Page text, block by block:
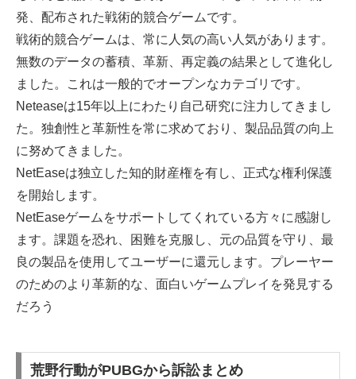
発、配布された戦術的競合ゲームです。
戦術的競合ゲームは、常に人気の高い人気があります。
無数のデータの蓄積、革新、再定義の結果として進化し
ました。これは一般的でオープンなカテゴリです。
Neteaseは15年以上にわたり自己研究に注力してきまし
た。独創性と革新性を常に求めており、製品品質の向上
に努めてきました。
NetEaseは独立した知的財産権を有し、正式な権利保護
を開始します。
NetEaseゲームをサポートしてくれている方々に感謝し
ます。課題を恐れ、困難を克服し、元の品質を守り、最
良の製品を使用してユーザーに還元します。プレーヤー
のためのより革新的な、面白いゲームプレイを発見する
だろう
荒野行動がPUBGから訴訟まとめ